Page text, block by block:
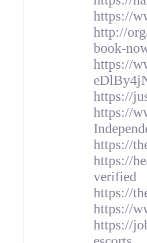
https://
http://
book-
https://
https://
https://
https://
https://
verified
https://
https://
https://